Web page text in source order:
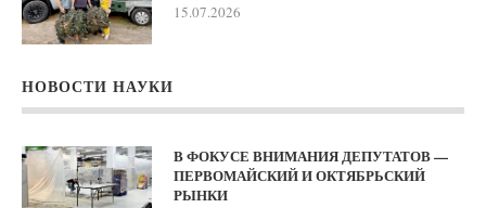
15.07.2026
НОВОСТИ НАУКИ
В ФОКУСЕ ВНИМАНИЯ ДЕПУТАТОВ —
ПЕРВОМАЙСКИЙ И ОКТЯБРЬСКИЙ
РЫНКИ